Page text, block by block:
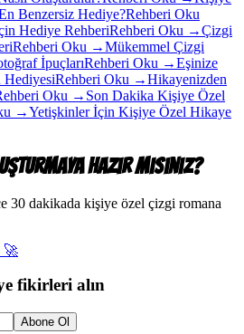
Benzersiz Hediye?Rehberi Oku
Hediye RehberiRehberi Oku →Çizgi
Rehberi Oku →Mükemmel Çizgi
İpuçlarıRehberi Oku →Eşinize
HediyesiRehberi Oku →Hikayenizden
Oku → Son Dakika Kişiye Özel
→Yetişkinler İçin Kişiye Özel Hikaye
Hazır mısınız?
30 dakikada kişiye özel çizgi romana
🚀
fikirleri alın
Abone Ol